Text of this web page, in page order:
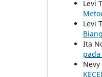
Levi
Levi
Ita